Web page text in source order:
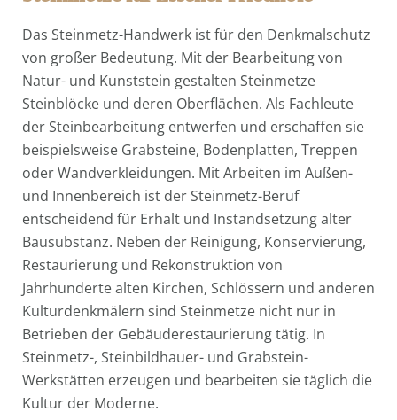
Das Steinmetz-Handwerk ist für den Denkmalschutz
von großer Bedeutung. Mit der Bearbeitung von
Natur- und Kunststein gestalten Steinmetze
Steinblöcke und deren Oberflächen. Als Fachleute
der Steinbearbeitung entwerfen und erschaffen sie
beispielsweise Grabsteine, Bodenplatten, Treppen
oder Wandverkleidungen. Mit Arbeiten im Außen-
und Innenbereich ist der Steinmetz-Beruf
entscheidend für Erhalt und Instandsetzung alter
Bausubstanz. Neben der Reinigung, Konservierung,
Restaurierung und Rekonstruktion von
Jahrhunderte alten Kirchen, Schlössern und anderen
Kulturdenkmälern sind Steinmetze nicht nur in
Betrieben der Gebäuderestaurierung tätig. In
Steinmetz-, Steinbildhauer- und Grabstein-
Werkstätten erzeugen und bearbeiten sie täglich die
Kultur der Moderne.